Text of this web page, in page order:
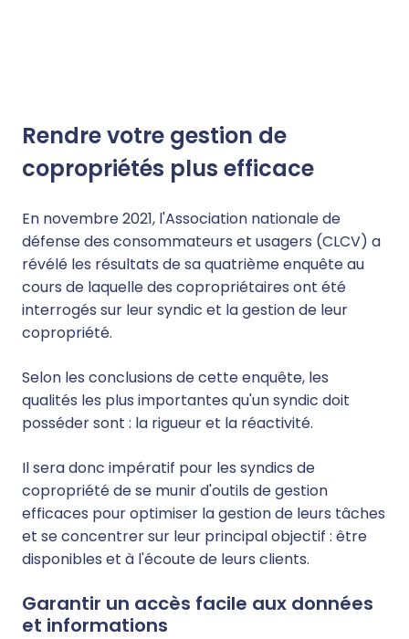
Rendre votre gestion de
copropriétés plus efficace
En novembre 2021, l'Association nationale de
défense des consommateurs et usagers (CLCV) a
révélé les résultats de sa quatrième enquête au
cours de laquelle des copropriétaires ont été
interrogés sur leur syndic et la gestion de leur
copropriété.
Selon les conclusions de cette enquête, les
qualités les plus importantes qu'un syndic doit
posséder sont : la rigueur et la réactivité.
Il sera donc impératif pour les syndics de
copropriété de se munir d'outils de gestion
efficaces pour optimiser la gestion de leurs tâches
et se concentrer sur leur principal objectif : être
disponibles et à l'écoute de leurs clients.
Garantir un accès facile aux données
et informations